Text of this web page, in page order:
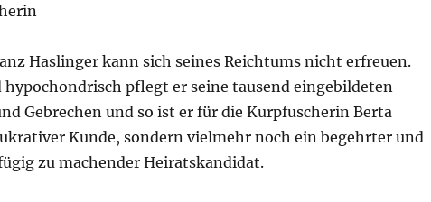
Haslinger kann sich seines Reichtums nicht erfreuen.
hypochondrisch pflegt er seine tausend eingebildeten
Gebrechen und so ist er für die Kurpfuscherin Berta
Kunde, sondern vielmehr noch ein begehrter und
zu machender Heiratskandidat.